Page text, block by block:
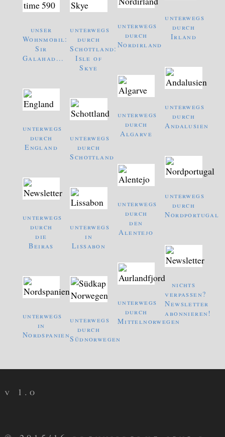
unser
Wohnmobil:
Sir
Galahad...
unterwegs
durch
England
unterwegs
durch
die
Beiras
unterwegs
in
Nordspanien
unterwegs
durch
Schottland:
Isle of
Skye
unterwegs
durch
Schottland
unterwegs
in
Lissabon
unterwegs
durch
Südnorwegen
unterwegs
durch
Nordirland
unterwegs
durch
Algarve
unterwegs
durch
den
Alentejo
unterwegs
durch
Mittelnorwegen
unterwegs
durch
Irland
unterwegs
durch
Andalusien
unterwegs
durch
Nordportugal
nichts
verpassen?
Newsletter
abonnieren!
v 1.o